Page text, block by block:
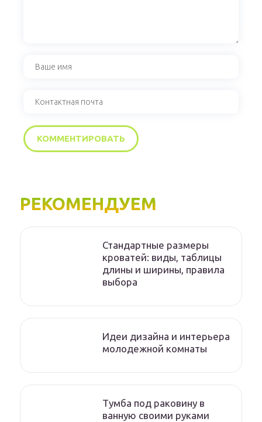
РЕКОМЕНДУЕМ
Стандартные размеры
кроватей: виды, таблицы
длины и ширины, правила
выбора
Идеи дизайна и интерьера
молодежной комнаты
Тумба под раковину в
ванную своими руками